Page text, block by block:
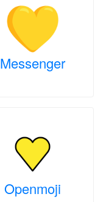
Messenger
Openmoji